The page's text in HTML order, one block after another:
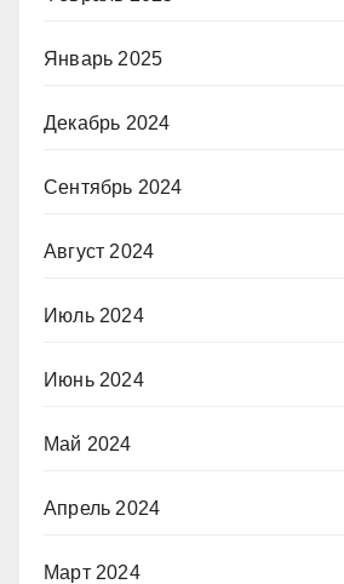
Январь 2025
Декабрь 2024
Сентябрь 2024
Август 2024
Июль 2024
Июнь 2024
Май 2024
Апрель 2024
Март 2024